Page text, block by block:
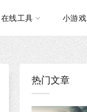
在线工具 小游戏
热门文章